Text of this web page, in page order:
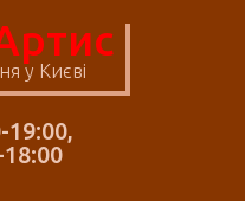
у Києві